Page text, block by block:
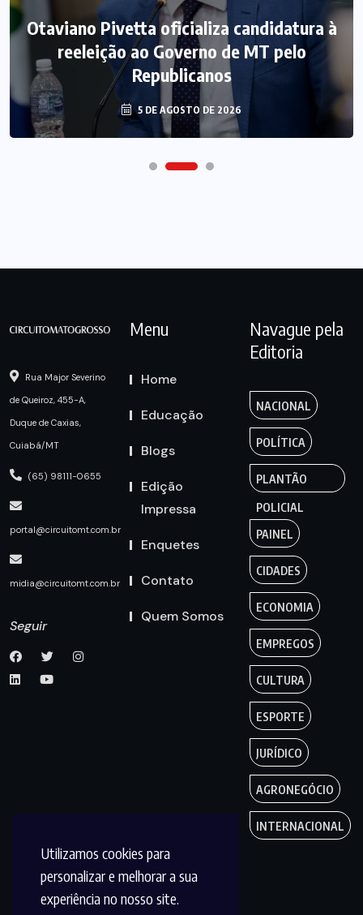
Utilizamos cookies para
personalizar e melhorar a sua
experiência no nosso site.
Otaviano Pivetta oficializa candidatura à
reeleição ao Governo de MT pelo
Republicanos
5 DE AGOSTO DE 2026
Rua Major Severino
de Queiroz, 455-A,
Duque de Caxias,
Cuiabá/MT
(65) 98111-0655
portal@circuitomt.com.br
midia@circuitomt.com.br
Seguir
Menu
Home
Educação
Blogs
Edição
Impressa
Enquetes
Contato
Quem Somos
Navague pela
Editoria
NACIONAL
POLÍTICA
PLANTÃO
POLICIAL
PAINEL
CIDADES
ECONOMIA
EMPREGOS
CULTURA
ESPORTE
JURÍDICO
AGRONEGÓCIO
INTERNACIONAL